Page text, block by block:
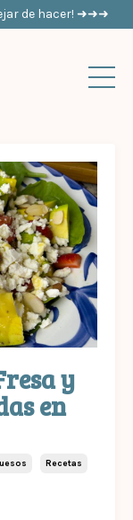
de hacer! ➜➜➜
y
en
Recetas